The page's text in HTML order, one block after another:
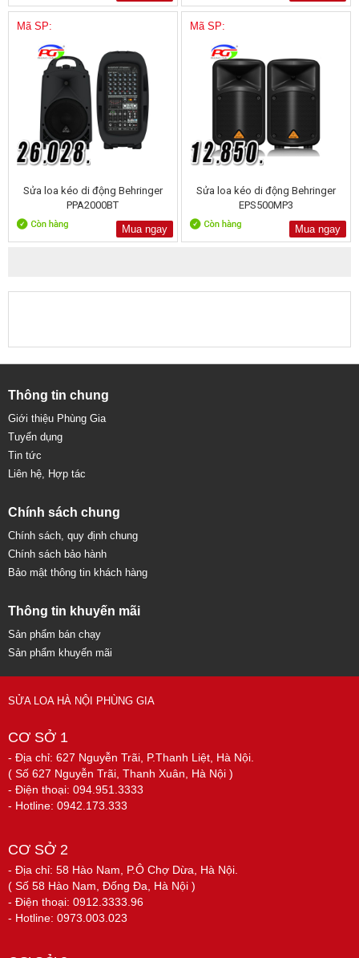
Mã SP:
Sửa loa kéo di động Behringer
PPA2000BT
Mua ngay
Mã SP:
Sửa loa kéo di động Behringer
EPS500MP3
Mua ngay
Thông tin chung
Giới thiệu Phùng Gia
Tuyển dụng
Tin tức
Liên hệ, Hợp tác
Chính sách chung
Chính sách, quy định chung
Chính sách bảo hành
Bảo mật thông tin khách hàng
Thông tin khuyến mãi
Sản phẩm bán chạy
Sản phẩm khuyến mãi
SỬA LOA HÀ NỘI PHÙNG GIA
CƠ SỞ 1
- Địa chỉ: 627 Nguyễn Trãi, P.Thanh Liệt, Hà Nội.
( Số 627 Nguyễn Trãi, Thanh Xuân, Hà Nội )
- Điện thoại: 094.951.3333
- Hotline: 0942.173.333
CƠ SỞ 2
- Địa chỉ: 58 Hào Nam, P.Ô Chợ Dừa, Hà Nội.
( Số 58 Hào Nam, Đống Đa, Hà Nội )
- Điện thoại: 0912.3333.96
- Hotline: 0973.003.023